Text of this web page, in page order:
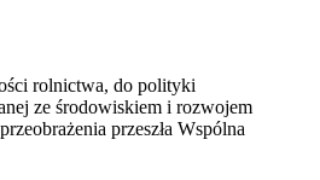
rolnictwa, do polityki
ze środowiskiem i rozwojem
przeszła Wspólna